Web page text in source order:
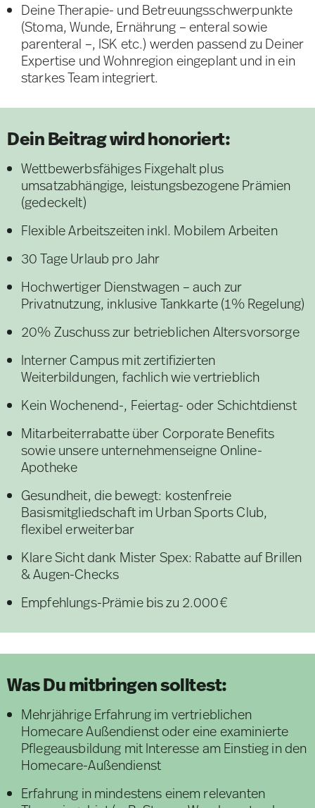
Deine Therapie- und Betreuungsschwerpunkte
(Stoma, Wunde, Ernährung – enteral sowie
parenteral –, ISK etc.) werden passend zu Deiner
Expertise und Wohnregion eingeplant und in ein
starkes Team integriert.
Dein Beitrag wird honoriert:
Wettbewerbsfähiges Fixgehalt plus
umsatzabhängige, leistungsbezogene Prämien
(gedeckelt)
Flexible Arbeitszeiten inkl. Mobilem Arbeiten
30 Tage Urlaub pro Jahr
Hochwertiger Dienstwagen – auch zur
Privatnutzung, inklusive Tankkarte (1% Regelung)
20% Zuschuss zur betrieblichen Altersvorsorge
Interner Campus mit zertifizierten
Weiterbildungen, fachlich wie vertrieblich
Kein Wochenend-, Feiertag- oder Schichtdienst
Mitarbeiterrabatte über Corporate Benefits
sowie unsere unternehmenseigne Online-
Apotheke
Gesundheit, die bewegt: kostenfreie
Basismitgliedschaft im Urban Sports Club,
flexibel erweiterbar
Klare Sicht dank Mister Spex: Rabatte auf Brillen
& Augen-Checks
Empfehlungs-Prämie bis zu 2.000€
Was Du mitbringen solltest:
Mehrjährige Erfahrung im vertrieblichen
Homecare Außendienst oder eine examinierte
Pflegeausbildung mit Interesse am Einstieg in den
Homecare-Außendienst
Erfahrung in mindestens einem relevanten